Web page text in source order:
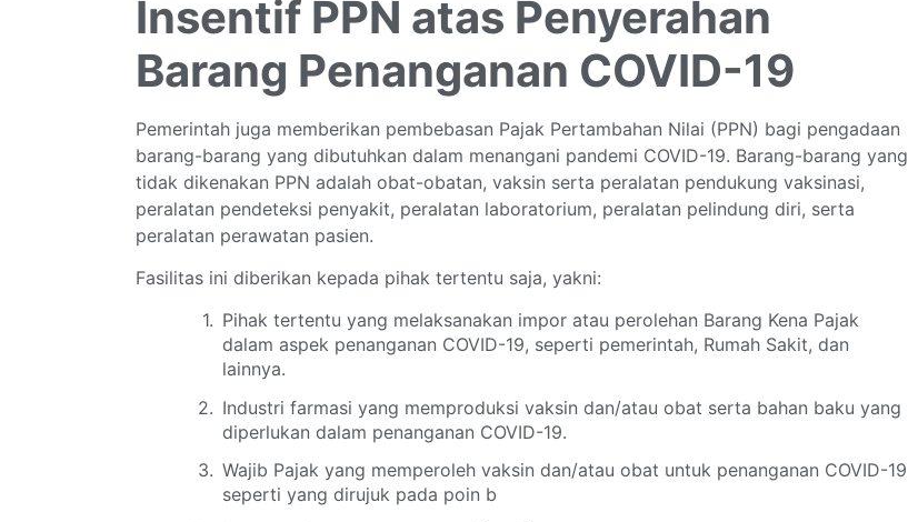
Insentif PPN atas Penyerahan
Barang Penanganan COVID-19
Pemerintah juga memberikan pembebasan Pajak Pertambahan Nilai (PPN) bagi pengadaan
barang-barang yang dibutuhkan dalam menangani pandemi COVID-19. Barang-barang yang
tidak dikenakan PPN adalah obat-obatan, vaksin serta peralatan pendukung vaksinasi,
peralatan pendeteksi penyakit, peralatan laboratorium, peralatan pelindung diri, serta
peralatan perawatan pasien.
Fasilitas ini diberikan kepada pihak tertentu saja, yakni:
Pihak tertentu yang melaksanakan impor atau perolehan Barang Kena Pajak
dalam aspek penanganan COVID-19, seperti pemerintah, Rumah Sakit, dan
lainnya.
Industri farmasi yang memproduksi vaksin dan/atau obat serta bahan baku yang
diperlukan dalam penanganan COVID-19.
Wajib Pajak yang memperoleh vaksin dan/atau obat untuk penanganan COVID-19
seperti yang dirujuk pada poin b